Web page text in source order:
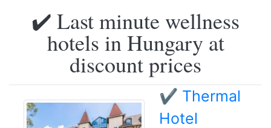
✔️ Last minute wellness
hotels in Hungary at
discount prices
✔️ Thermal
Hotel